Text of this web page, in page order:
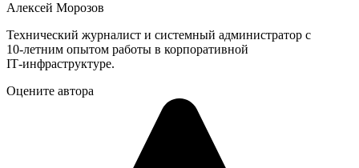
Алексей Морозов
Технический журналист и системный администратор с
10‑летним опытом работы в корпоративной
IT‑инфраструктуре.
Оцените автора